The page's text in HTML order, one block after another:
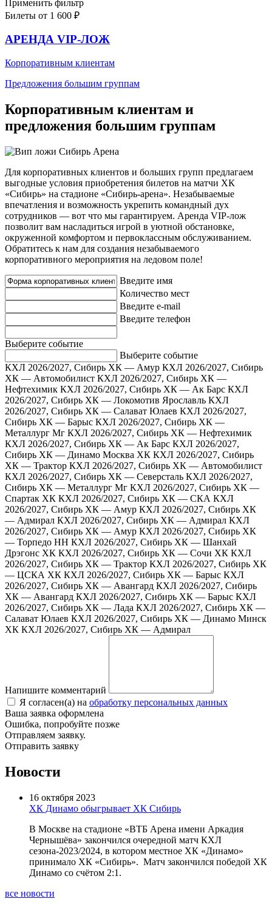
Применить фильтр
Билеты от 1 600 ₽
АРЕНДА VIP-ЛОЖ
Корпоративным клиентам
Предложения большим группам
Корпоративным клиентам и
предложения большим группам
Для корпоративных клиентов и больших групп предлагаем
выгодные условия приобретения билетов на матчи ХК
«Сибирь» на стадионе «Сибирь-арена». Незабываемые
впечатления и возможность укрепить командный дух
сотрудников — вот что мы гарантируем. Аренда VIP-лож
позволит вам насладиться игрой в уютной обстановке,
окруженной комфортом и первоклассным обслуживанием.
Обратитесь к нам для создания незабываемого
корпоративного мероприятия на ледовом поле!
Введите имя
Количество мест
Введите e-mail
Введите телефон
Выберите событие
Выберите событие
КХЛ 2026/2027, Сибирь ХК — Амур КХЛ 2026/2027, Сибирь
ХК — Автомобилист КХЛ 2026/2027, Сибирь ХК —
Нефтехимик КХЛ 2026/2027, Сибирь ХК — Ак Барс КХЛ
2026/2027, Сибирь ХК — Локомотив Ярославль КХЛ
2026/2027, Сибирь ХК — Салават Юлаев КХЛ 2026/2027,
Сибирь ХК — Барыс КХЛ 2026/2027, Сибирь ХК —
Металлург Мг КХЛ 2026/2027, Сибирь ХК — Нефтехимик
КХЛ 2026/2027, Сибирь ХК — Ак Барс КХЛ 2026/2027,
Сибирь ХК — Динамо Москва ХК КХЛ 2026/2027, Сибирь
ХК — Трактор КХЛ 2026/2027, Сибирь ХК — Автомобилист
КХЛ 2026/2027, Сибирь ХК — Северсталь КХЛ 2026/2027,
Сибирь ХК — Металлург Мг КХЛ 2026/2027, Сибирь ХК —
Спартак ХК КХЛ 2026/2027, Сибирь ХК — СКА КХЛ
2026/2027, Сибирь ХК — Амур КХЛ 2026/2027, Сибирь ХК
— Адмирал КХЛ 2026/2027, Сибирь ХК — Адмирал КХЛ
2026/2027, Сибирь ХК — Амур КХЛ 2026/2027, Сибирь ХК
— Торпедо НН КХЛ 2026/2027, Сибирь ХК — Шанхай
Дрэгонс ХК КХЛ 2026/2027, Сибирь ХК — Сочи ХК КХЛ
2026/2027, Сибирь ХК — Трактор КХЛ 2026/2027, Сибирь ХК
— ЦСКА ХК КХЛ 2026/2027, Сибирь ХК — Барыс КХЛ
2026/2027, Сибирь ХК — Авангард КХЛ 2026/2027, Сибирь
ХК — Авангард КХЛ 2026/2027, Сибирь ХК — Барыс КХЛ
2026/2027, Сибирь ХК — Лада КХЛ 2026/2027, Сибирь ХК —
Салават Юлаев КХЛ 2026/2027, Сибирь ХК — Динамо Минск
ХК КХЛ 2026/2027, Сибирь ХК — Адмирал
Напишите комментарий
Я согласен(а) на обработку персональных данных
Ваша заявка оформлена
Ошибка, попробуйте позже
Отправляем заявку.
Отправить заявку
Новости
16 октября 2023
ХК Динамо обыгрывает ХК Сибирь
В Москве на стадионе «ВТБ Арена имени Аркадия
Чернышёва» закончился очередной матч КХЛ
сезона-2023/2024, в котором местное ХК «Динамо»
принимало ХК «Сибирь». Матч закончился победой ХК
Динамо со счётом 2:1.
все новости